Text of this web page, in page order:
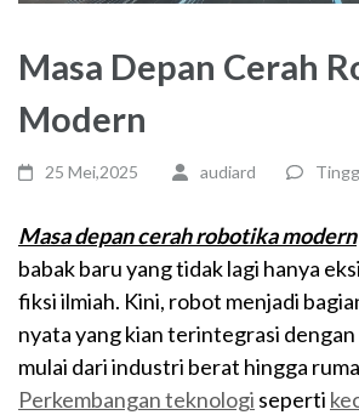
Masa Depan Cerah
Modern
25 Mei,2025 audiard
Masa depan cerah robotika modern
babak baru yang tidak lagi hanya
fiksi ilmiah. Kini, robot menjadi
nyata yang kian terintegrasi
mulai dari industri berat hingga
Perkembangan teknologi seperti